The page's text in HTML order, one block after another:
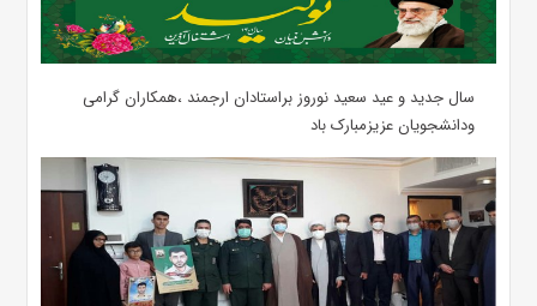
سال جدید و عید سعید نوروز براستادان ارجمند ،همکاران گرامی
ودانشجویان عزیزمبارک باد